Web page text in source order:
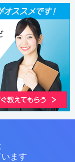
ます